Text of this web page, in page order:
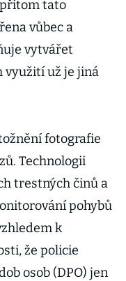
tato
vůbec a
vytvářet
využití už je jiná
fotografie
Technologii
trestných činů a
pohybů
k
že policie
osob (DPO) jen